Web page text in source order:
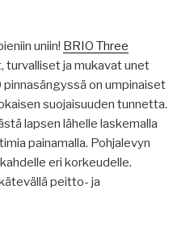
uniin! BRIO Three
turvalliset ja mukavat unet
on umpinaiset
suojaisuuden tunnetta.
lapsen lähelle laskemalla
painamalla. Pohjalevyn
eri korkeudelle.
peitto- ja